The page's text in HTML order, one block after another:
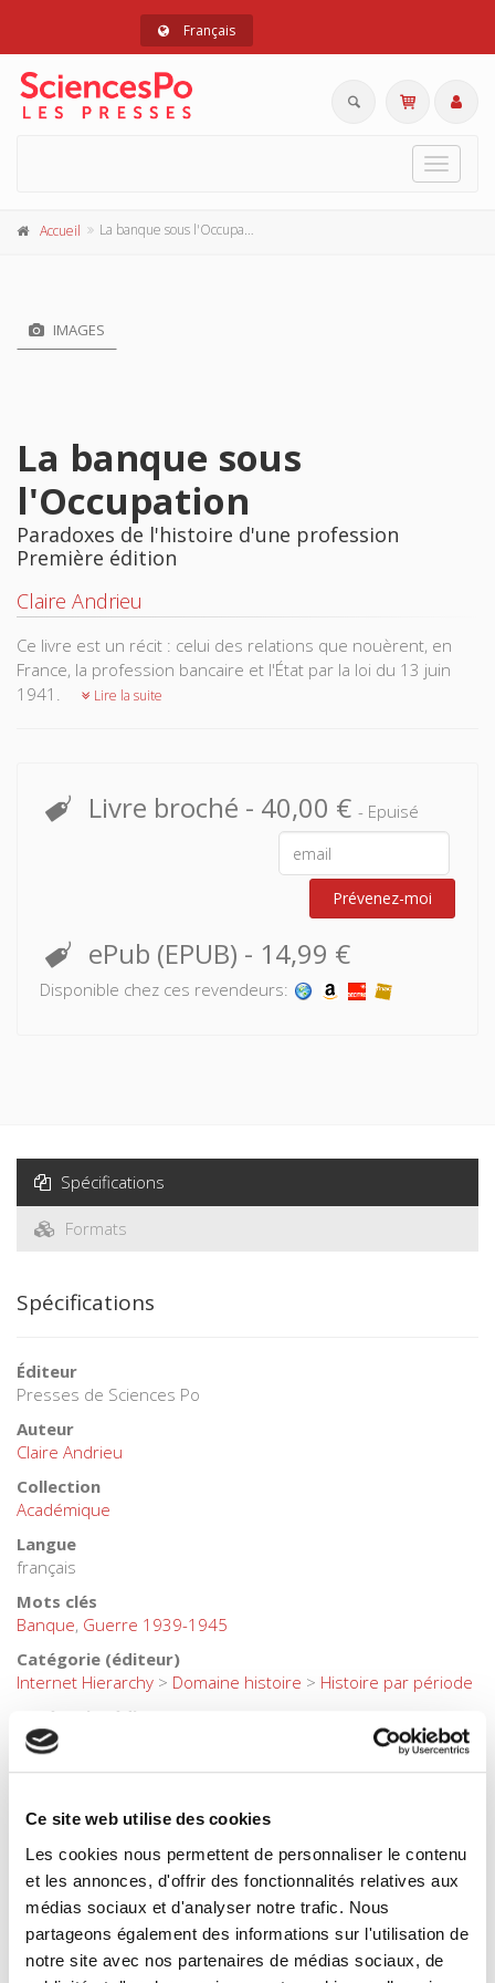
Ce site web utilise des cookies
Les cookies nous permettent de personnaliser le contenu
et les annonces, d'offrir des fonctionnalités relatives aux
médias sociaux et d'analyser notre trafic. Nous
partageons également des informations sur l'utilisation de
notre site avec nos partenaires de médias sociaux, de
Français
Toggle
Accueil La banque sous l'Occupation
IMAGES
La banque sous
l'Occupation
Paradoxes de l'histoire d'une profession
Première édition
Claire Andrieu
Ce livre est un récit : celui des relations que nouèrent, en
France, la profession bancaire et l'État par la loi du 13 juin
1941.
Lire la suite
Livre broché - 40,00 € - Epuisé
Prévenez-moi
ePub (EPUB) - 14,99 €
Disponible chez ces revendeurs:
Spécifications
Formats
Spécifications
Éditeur
Presses de Sciences Po
Auteur
Claire Andrieu
Collection
Académique
Langue
français
Mots clés
Banque, Guerre 1939-1945
Catégorie (éditeur)
Internet Hierarchy > Domaine histoire > Histoire par période
Catégorie (éditeur)
Internet Hierarchy
BISAC Subject Heading
Code publique Onix
06 Professionnel et académique
CLIL (Version 2013-2019 )
3283 SCIENCES POLITIQUES
Date de première publication du titre
1991